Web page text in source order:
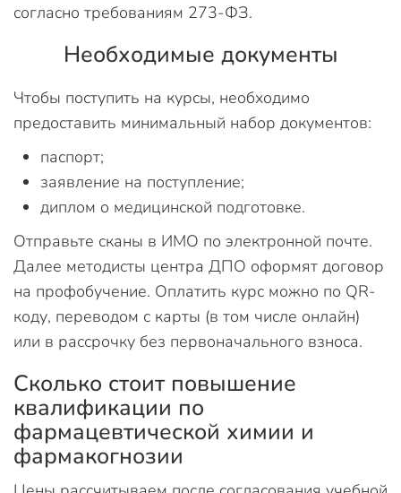
согласно требованиям 273-ФЗ.
Необходимые документы
Чтобы поступить на курсы, необходимо
предоставить минимальный набор документов:
паспорт;
заявление на поступление;
диплом о медицинской подготовке.
Отправьте сканы в ИМО по электронной почте.
Далее методисты центра ДПО оформят договор
на профобучение. Оплатить курс можно по QR-
коду, переводом с карты (в том числе онлайн)
или в рассрочку без первоначального взноса.
Сколько стоит повышение
квалификации по
фармацевтической химии и
фармакогнозии